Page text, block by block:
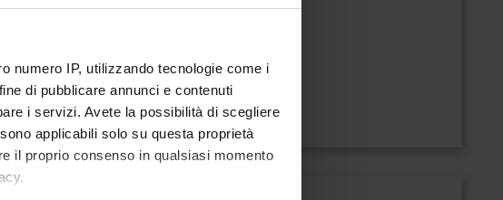
numero IP, utilizzando tecnologie come i
di pubblicare annunci e contenuti
i servizi. Avete la possibilità di scegliere
applicabili solo su questa proprietà
il proprio consenso in qualsiasi momento
accademico italiano.